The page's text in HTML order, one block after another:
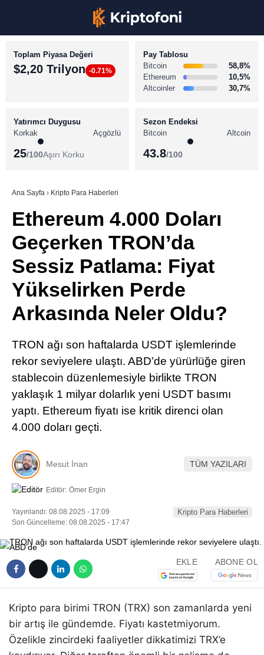
Youtube
TikTok
Pinterest
LinkedIn
Telegram
BİTCOİN HABERLERİ
ALTCOİN HABERLERİ
SÖZLÜK
Toplam Piyasa Değeri
$2,20 Trilyon -0.71%
Pay Tablosu
Bitcoin
58,8%
Ethereum
10,5%
Altcoinler
30,7%
Yatırımcı Duygusu
Korkak
Açgözlü
25/100Aşırı Korku
Sezon Endeksi
Bitcoin
Altcoin
43.8/100
Ana Sayfa › Kripto Para Haberleri
Ethereum 4.000 Doları
Geçerken TRON’da
Sessiz Patlama: Fiyat
Yükselirken Perde
Arkasında Neler Oldu?
TRON ağı son haftalarda USDT işlemlerinde
rekor seviyelere ulaştı. ABD’de yürürlüğe giren
stablecoin düzenlemesiyle birlikte TRON
yaklaşık 1 milyar dolarlık yeni USDT basımı
yaptı. Ethereum fiyatı ise kritik direnci olan
4.000 doları geçti.
Mesut İnan TÜM YAZILARI
Editör: Ömer Ergin
Yayınlandı: 08.08.2025 - 17:09
Son Güncelleme: 08.08.2025 - 17:47
Kripto Para Haberleri
EKLE ABONE OL
Kripto para birimi TRON (TRX) son zamanlarda yeni
bir artış ile gündemde. Fiyatı kastetmiyorum.
Özelikle zincirdeki faaliyetler dikkatimizi TRX’e